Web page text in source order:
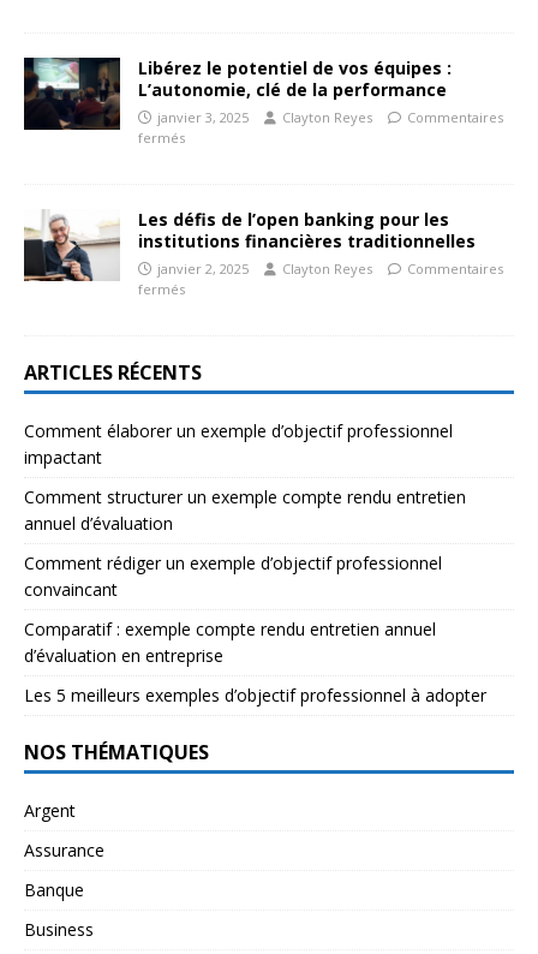
Libérez le potentiel de vos équipes :
L’autonomie, clé de la performance
janvier 3, 2025 Clayton Reyes
Commentaires
fermés
Les défis de l’open banking pour les
institutions financières traditionnelles
janvier 2, 2025 Clayton Reyes
Commentaires
fermés
ARTICLES RÉCENTS
Comment élaborer un exemple d’objectif professionnel
impactant
Comment structurer un exemple compte rendu entretien
annuel d’évaluation
Comment rédiger un exemple d’objectif professionnel
convaincant
Comparatif : exemple compte rendu entretien annuel
d’évaluation en entreprise
Les 5 meilleurs exemples d’objectif professionnel à adopter
NOS THÉMATIQUES
Argent
Assurance
Banque
Business